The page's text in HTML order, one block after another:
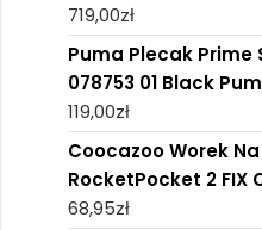
719,00zł
Puma Plecak
078753 01 Black
119,00zł
Coocazoo Worek
RocketPocket 2 FIX
68,95zł